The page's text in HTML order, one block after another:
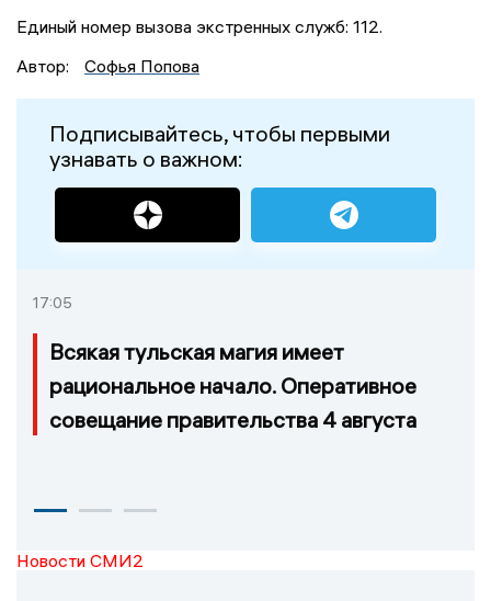
Единый номер вызова экстренных служб: 112.
Автор:
Софья Попова
Подписывайтесь, чтобы первыми
узнавать о важном:
17:05
Всякая тульская магия имеет
рациональное начало. Оперативное
совещание правительства 4 августа
Новости СМИ2